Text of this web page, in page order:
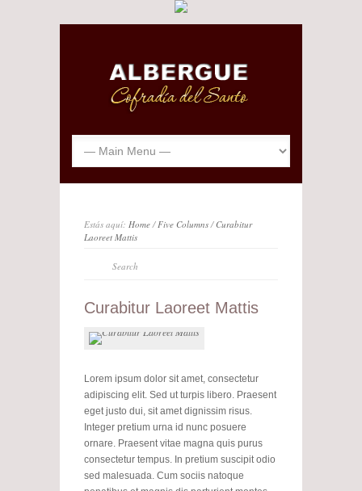
Estás aquí: Home/Five Columns/Curabitur
Laoreet Mattis
Curabitur Laoreet Mattis
Lorem ipsum dolor sit amet, consectetur
adipiscing elit. Sed ut turpis libero. Praesent
eget justo dui, sit amet dignissim risus.
Integer pretium urna id nunc posuere
ornare. Praesent vitae magna quis purus
consectetur tempus. In pretium suscipit odio
sed malesuada. Cum sociis natoque